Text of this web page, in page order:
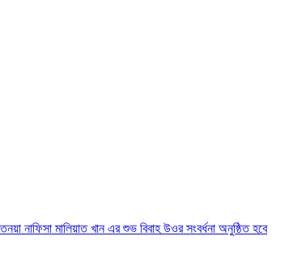
মালিয়াত খান এর শুভ বিবাহ উওর সংবর্ধনা অনুষ্ঠিত হবে